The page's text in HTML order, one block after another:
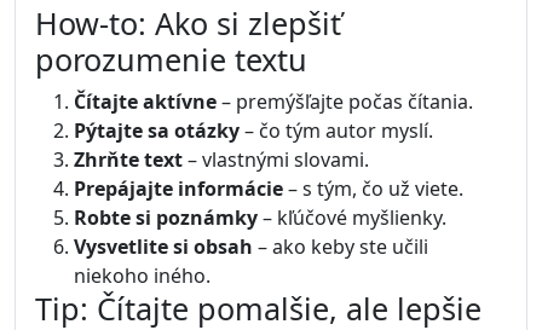
How-to: Ako si zlepšiť
porozumenie textu
Čítajte aktívne– premýšľajte počas čítania.
Pýtajte sa otázky– čo tým autor myslí.
Zhrňte text– vlastnými slovami.
Prepájajte informácie– s tým, čo už viete.
Robte si poznámky– kľúčové myšlienky.
Vysvetlite si obsah – ako keby ste učili
niekoho iného.
Tip: Čítajte pomalšie, ale lepšie